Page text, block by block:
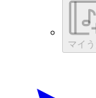
マイ